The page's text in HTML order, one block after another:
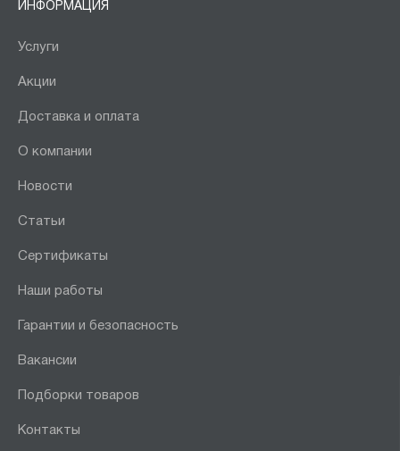
ИНФОРМАЦИЯ
Услуги
Акции
Доставка и оплата
О компании
Новости
Статьи
Сертификаты
Наши работы
Гарантии и безопасность
Вакансии
Подборки товаров
Контакты